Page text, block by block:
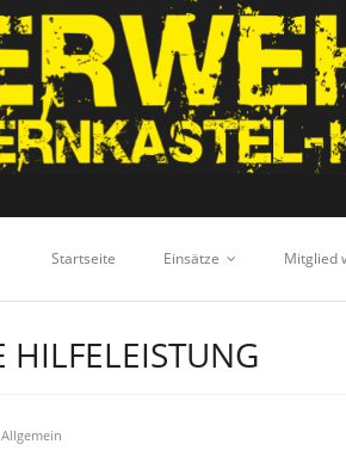
Startseite Einsätze Mitglied
HILFELEISTUNG
Allgemein